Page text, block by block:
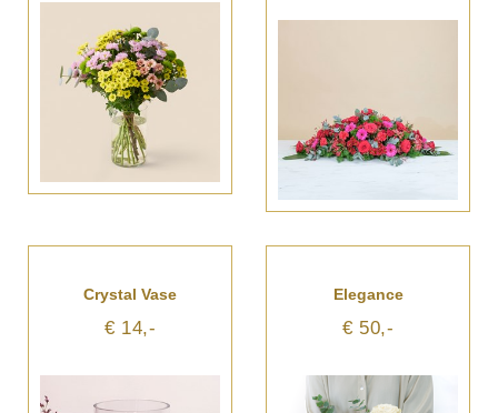
Crystal Vase
€ 14,-
Elegance
€ 50,-